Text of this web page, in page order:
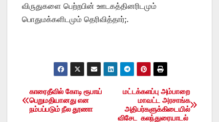
விருதுகளை பெற்றபின் ஊடகத்தினரிடமும்
பொதுமக்களிடமும் தெரிவித்தார்;.
Post
navigation
மட்டக்களப்பு அம்பாறை
மாவட்ட அரசாங்க
அதிபர்களுக்கிடையில்
விசேட கலந்துரையாடல்
காரைதீவில் கோடி ரூபாய்
பெறுமதியானது என
நம்பப்படும் நீல தூணா